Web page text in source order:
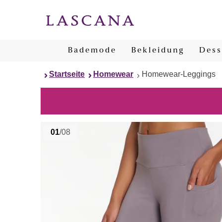
Bademode Bekleidung
Startseite Homewear Homewear-Leggings
01/08